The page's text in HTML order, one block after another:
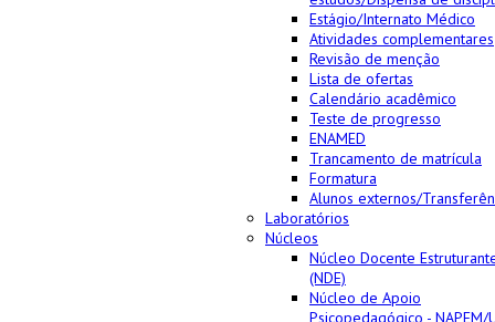
Estágio/Internato Médico
Atividades complementares
Revisão de menção
Lista de ofertas
Calendário acadêmico
Teste de progresso
ENAMED
Trancamento de matrícula
Formatura
Alunos externos/
Laboratórios
Núcleos
Núcleo Docente
(NDE)
Núcleo de Apoio
Psicopedagógico - NAPEM/